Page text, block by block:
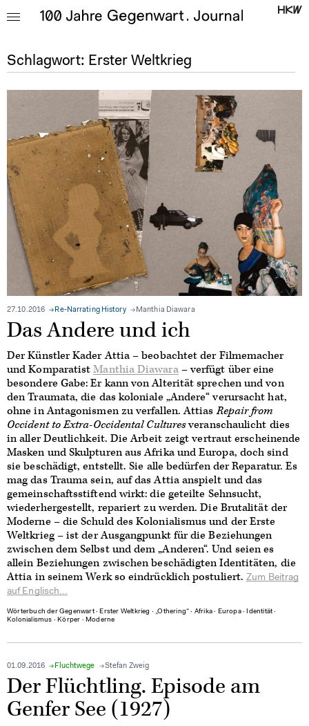
Schlagwort: Erster Weltkrieg
27.10.2016 Re-Narrating History Manthia Diawara
Das Andere und ich
Der Künstler Kader Attia – beobachtet der Filmemacher
und KomparatistManthia Diawara– verfügt über eine
besondere Gabe: Er kann von Alterität sprechen und von
den Traumata, die das koloniale „Andere“ verursacht hat,
ohne in Antagonismen zu verfallen. AttiasRepair from
Occident to Extra-Occidental Culturesveranschaulicht dies
in aller Deutlichkeit. Die Arbeit zeigt vertraut erscheinende
Masken und Skulpturen aus Afrika und Europa, doch sind
sie beschädigt, entstellt. Sie alle bedürfen der Reparatur. Es
mag das Trauma sein, auf das Attia anspielt und das
gemeinschaftsstiftend wirkt: die geteilte Sehnsucht,
wiederhergestellt, repariert zu werden. Die Brutalität der
Moderne – die Schuld des Kolonialismus und der Erste
Weltkrieg – ist der Ausgangpunkt für die Beziehungen
zwischen dem Selbst und dem „Anderen“. Und seien es
allein Beziehungen zwischen beschädigten Identitäten, die
Attia in seinem Werk so eindrücklich postuliert.Zum Beitrag
auf Englisch...
Wörterbuch der Gegenwart∙ Erster Weltkrieg ∙„Othering“ ∙ Afrika ∙ Europa∙ Identität ∙
Kolonialismus ∙ Körper ∙ Moderne
01.09.2016 Fluchtwege Stefan Zweig
Der Flüchtling. Episode am
Genfer See (1927)